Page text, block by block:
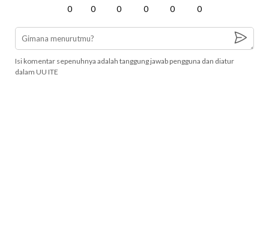
0 0 0 0 0 0
Isi komentar sepenuhnya adalah tanggung jawab pengguna dan diatur
dalam UU ITE